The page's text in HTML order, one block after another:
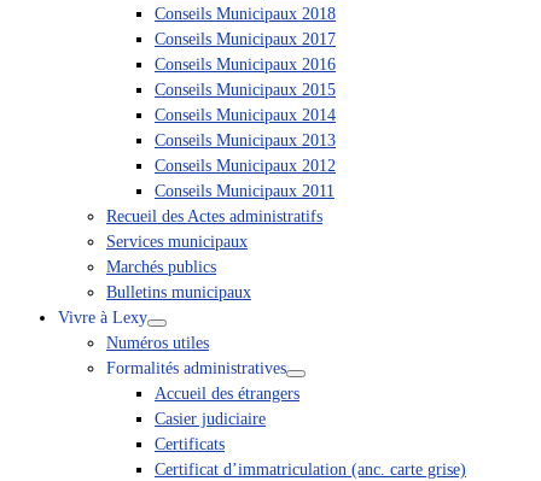
Conseils Municipaux 2018
Conseils Municipaux 2017
Conseils Municipaux 2016
Conseils Municipaux 2015
Conseils Municipaux 2014
Conseils Municipaux 2013
Conseils Municipaux 2012
Conseils Municipaux 2011
Recueil des Actes administratifs
Services municipaux
Marchés publics
Bulletins municipaux
Vivre à Lexy
Numéros utiles
Formalités administratives
Accueil des étrangers
Casier judiciaire
Certificats
Certificat d’immatriculation (anc. carte grise)